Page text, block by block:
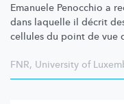
Emanuele Penocchio a
dans laquelle il décrit
cellules du point de vue
FNR, University of